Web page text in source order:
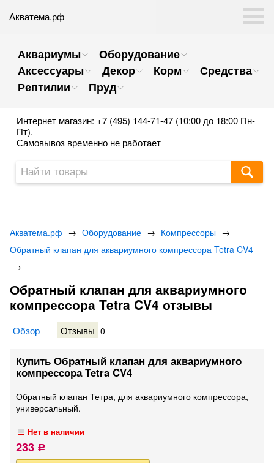
Акватема.рф
Аквариумы
Оборудование
Аксессуары
Декор Корм
Средства
Рептилии
Пруд
Интернет магазин: +7 (495) 144-71-47 (10:00 до 18:00 Пн-
Пт).
Самовывоз временно не работает
Акватема.рф → Оборудование → Компрессоры →
Обратный клапан для аквариумного компрессора Tetra CV4
→
Обратный клапан для аквариумного
компрессора Tetra CV4 отзывы
Обзор Отзывы 0
Купить Обратный клапан для аквариумного
компрессора Tetra CV4
Обратный клапан Тетра, для аквариумного компрессора,
универсальный.
Нет в наличии
233 Р